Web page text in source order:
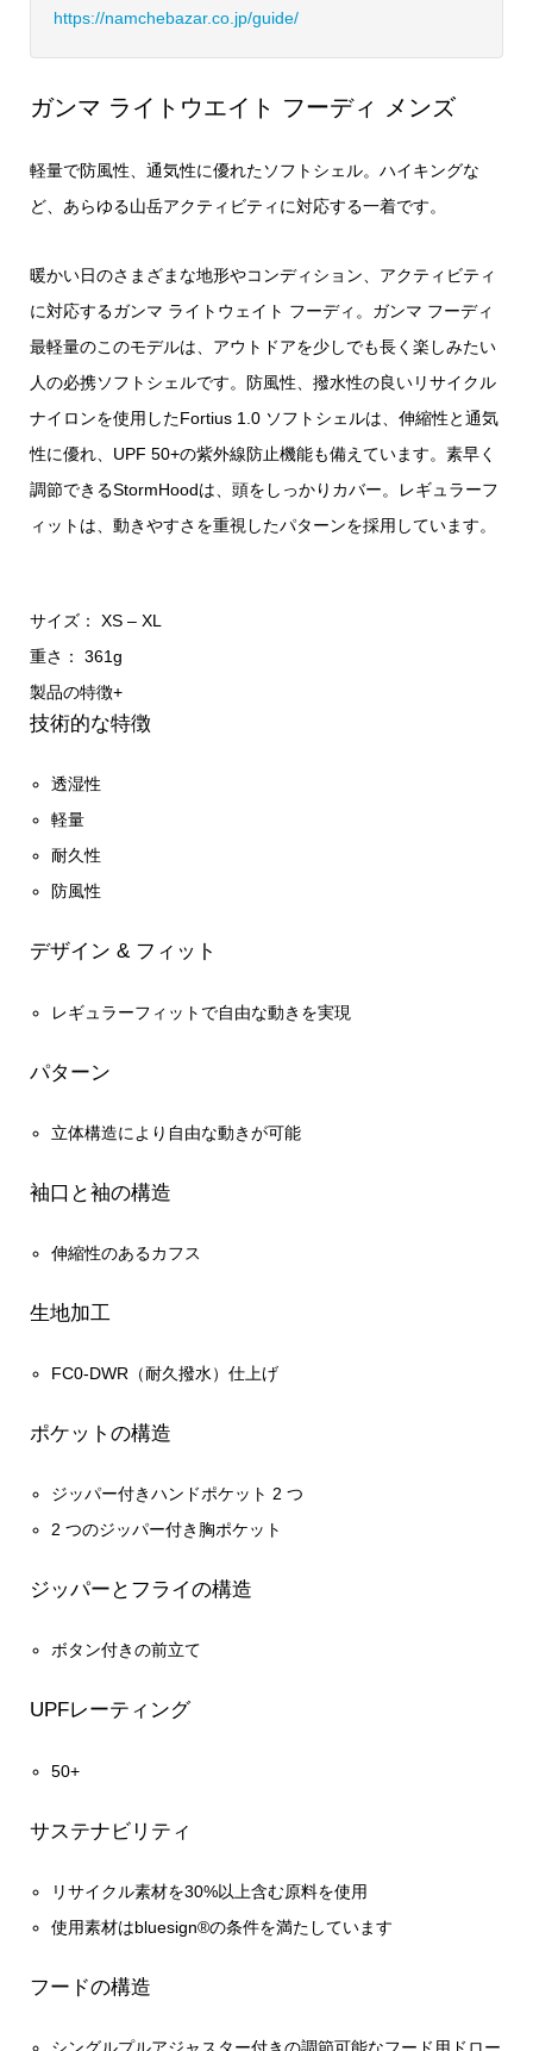
https://namchebazar.co.jp/guide/
ガンマ ライトウエイト フーディ メンズ
軽量で防風性、通気性に優れたソフトシェル。ハイキングな
ど、あらゆる山岳アクティビティに対応する一着です。
暖かい日のさまざまな地形やコンディション、アクティビティ
に対応するガンマ ライトウェイト フーディ。ガンマ フーディ
最軽量のこのモデルは、アウトドアを少しでも長く楽しみたい
人の必携ソフトシェルです。防風性、撥水性の良いリサイクル
ナイロンを使用したFortius 1.0 ソフトシェルは、伸縮性と通気
性に優れ、UPF 50+の紫外線防止機能も備えています。素早く
調節できるStormHoodは、頭をしっかりカバー。レギュラーフ
ィットは、動きやすさを重視したパターンを採用しています。
サイズ： XS – XL
重さ： 361g
製品の特徴+
技術的な特徴
透湿性
軽量
耐久性
防風性
デザイン & フィット
レギュラーフィットで自由な動きを実現
パターン
立体構造により自由な動きが可能
袖口と袖の構造
伸縮性のあるカフス
生地加工
FC0-DWR（耐久撥水）仕上げ
ポケットの構造
ジッパー付きハンドポケット 2 つ
2 つのジッパー付き胸ポケット
ジッパーとフライの構造
ボタン付きの前立て
UPFレーティング
50+
サステナビリティ
リサイクル素材を30%以上含む原料を使用
使用素材はbluesign®の条件を満たしています
フードの構造